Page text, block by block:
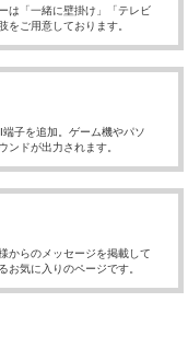
は「一緒に壁掛け」「テレビ
をご用意しております。
子を追加。ゲーム機やパソ
ンドが出力されます。
からのメッセージを掲載して
お気に入りのページです。